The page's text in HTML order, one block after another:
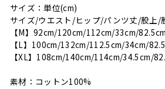
サイズ：単位(cm)
サイズ/ウエスト/ヒップ/パンツ丈/股上/
【M】92cm/120cm/112cm/33cm/
【L】100cm/132cm/112.5cm/34cm/
【XL】108cm/140cm/114cm/34.5cm/
素材：コットン100%